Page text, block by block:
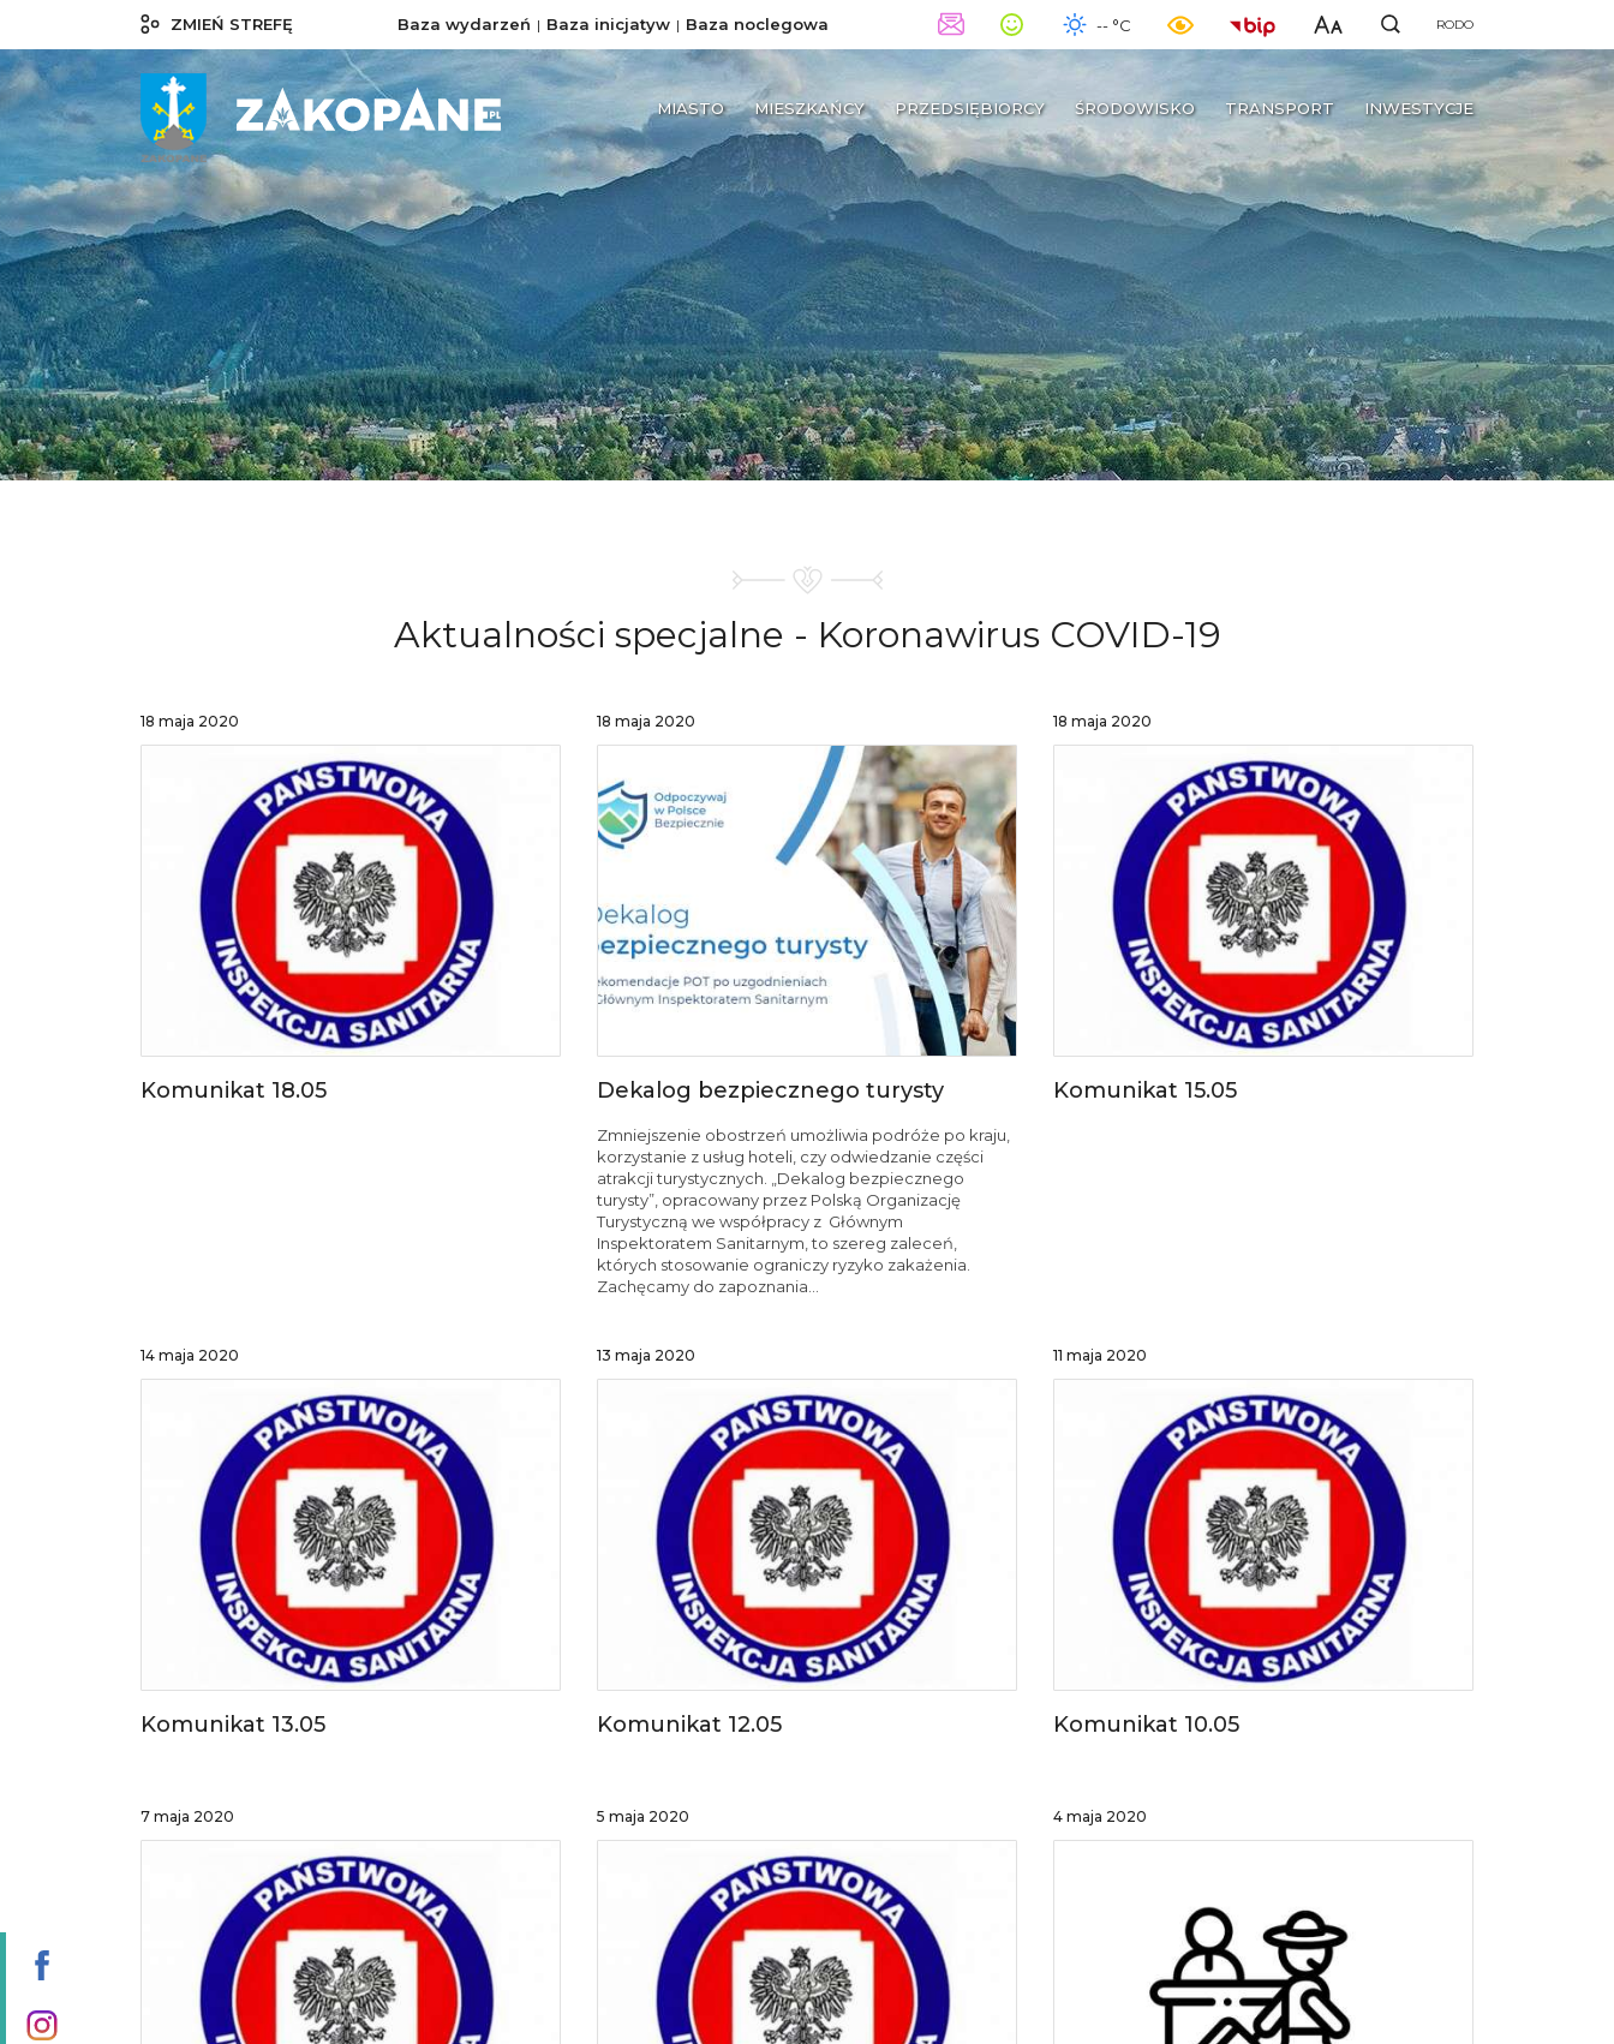
ZMIEŃ STREFĘ Baza wydarzeń Baza inicjatyw Baza noclegowa -- °C RODO
MIASTO MIESZKAŃCY PRZEDSIĘBIORCY ŚRODOWISKO TRANSPORT INWESTYCJE
Aktualności specjalne - Koronawirus COVID-19
18 maja 2020
Komunikat 18.05
18 maja 2020
Dekalog bezpiecznego turysty
Zmniejszenie obostrzeń umożliwia podróże po kraju,
korzystanie z usług hoteli, czy odwiedzanie części
atrakcji turystycznych. „Dekalog bezpiecznego
turysty”, opracowany przez Polską Organizację
Turystyczną we współpracy z Głównym
Inspektoratem Sanitarnym, to szereg zaleceń,
których stosowanie ograniczy ryzyko zakażenia.
Zachęcamy do zapoznania...
18 maja 2020
Komunikat 15.05
14 maja 2020
Komunikat 13.05
13 maja 2020
Komunikat 12.05
11 maja 2020
Komunikat 10.05
7 maja 2020 5 maja 2020 4 maja 2020